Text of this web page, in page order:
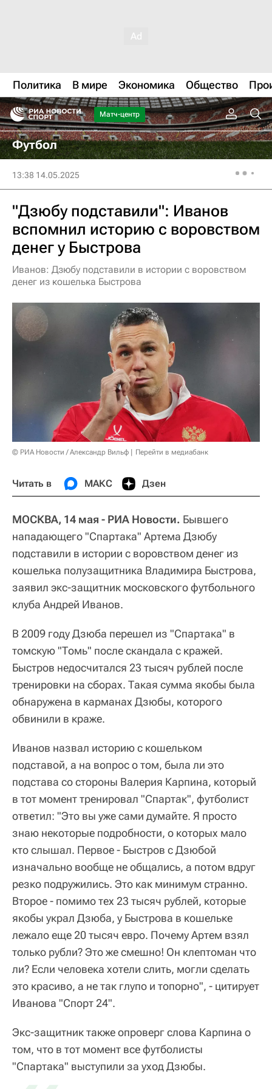
Политика В мире Экономика Общество
Матч-центр
Футбол
13:38 14.05.2025
"Дзюбу подставили": Иванов
вспомнил историю с воровством
денег у Быстрова
Иванов: Дзюбу подставили в истории с воровством
денег из кошелька Быстрова
© РИА Новости / Александр Вильф Перейти в медиабанк
Читать в МАКС Дзен
МОСКВА, 14 мая - РИА Новости. Бывшего
нападающего "Спартака" Артема Дзюбу
подставили в истории с воровством денег из
кошелька полузащитника Владимира Быстрова,
заявил экс-защитник московского футбольного
клуба Андрей Иванов.
В 2009 году Дзюба перешел из "Спартака" в
томскую "Томь" после скандала с кражей.
Быстров недосчитался 23 тысяч рублей после
тренировки на сборах. Такая сумма якобы была
обнаружена в карманах Дзюбы, которого
обвинили в краже.
Иванов назвал историю с кошельком
подставой, а на вопрос о том, была ли это
подстава со стороны Валерия Карпина, который
в тот момент тренировал "Спартак", футболист
ответил: "Это вы уже сами думайте. Я просто
знаю некоторые подробности, о которых мало
кто слышал. Первое - Быстров с Дзюбой
изначально вообще не общались, а потом вдруг
резко подружились. Это как минимум странно.
Второе - помимо тех 23 тысяч рублей, которые
якобы украл Дзюба, у Быстрова в кошельке
лежало еще 20 тысяч евро. Почему Артем взял
только рубли? Это же смешно! Он клептоман что
ли? Если человека хотели слить, могли сделать
это красиво, а не так глупо и топорно", - цитирует
Иванова "Спорт 24".
Экс-защитник также опроверг слова Карпина о
том, что в тот момент все футболисты
"Спартака" выступили за уход Дзюбы.